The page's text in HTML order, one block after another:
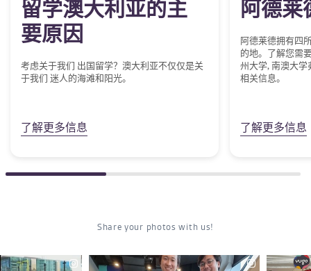
留学澳大利亚的主
要原因
考虑关于我们 出国留学？澳大利亚不仅仅是关
于我们 迷人的海滩和阳光。
了解更多信息
阿德莱
阿德莱德拥有四
的地。了解您需
州大学, 南澳大学
相关信息。
了解更多信息